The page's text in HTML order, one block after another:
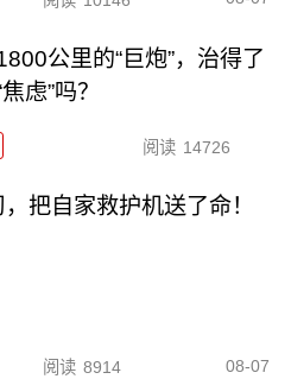
公里的“巨炮”，治得了
虑”吗？
阅读 14726
把自家救护机送了命！
阅读 8914 08-07